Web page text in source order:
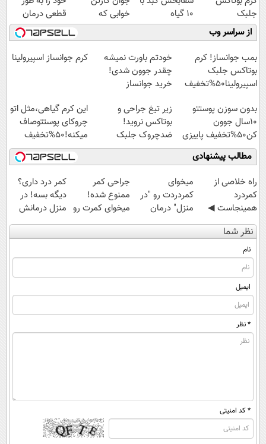
جلبک
اسپیرولینا50%تخفیف
10 گیاه
موثر(تخفیف تا
امشب)
خوابی که
میلیاردر شد.
آموزش رایگان
قطعی درمان
کنید!
◗پرسش‌نامه◖
از سراسر وب
بمب جوانساز! کرم
بوتاکس جلبک
اسپیرولینا50%تخفیف
خودتم باورت نمیشه
چقدر جوون شدی!
خرید جوانساز
ویژه
کرم جوانساز اسپیرولینا
بدون سوزن پوستتو
10سال جوون
کن50%تخفیف پاییزی
زیر تیغ جراحی و
بوتاکس نروید!
ضدچروک جلبک
با40%تخفیف
این کرم گیاهی،مثل اتو
چروکای پوستتوصاف
میکنه!50%تخفیف
مطالب پیشنهادی
‌راه خلاصی از
کمردرد
همینجاست ◀
فقط کافیه فرم
رو پر کنی!
میخوای
کمردردت رو "در
منزل" درمان
کنی؟ (◂فیلم +
◂پرسش‌نامه)
جراحی کمر
ممنوع شده!
میخوای کمرت رو
در منزل درمان
کنی؟
کمر درد داری؟
دیگه بسه! در
منزل درمانش
کن
(◀پرسش‌نامه)
نظر شما
نام
ایمیل
* نظر
* کد امنیتی